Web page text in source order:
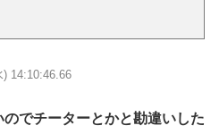
) 14:10:46.66
でチーターとかと勘違いした